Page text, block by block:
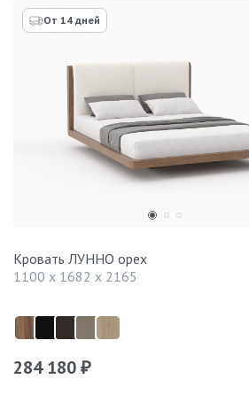
От 14 дней
Кровать ЛУННО орех
1100 x 1682 x 2165
284 180 ₽